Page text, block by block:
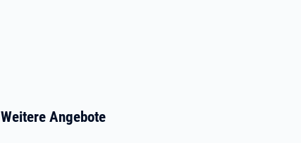
Weitere Angebote